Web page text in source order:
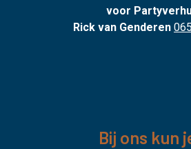
voor
Rick van Genderen
Bij ons kun